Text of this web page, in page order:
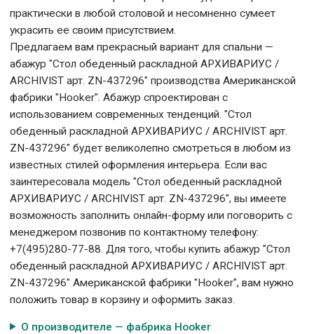
практически в любой столовой и несомненно сумеет
украсить ее своим присутствием.
Предлагаем вам прекрасный вариант для спальни —
абажур "Стол обеденный раскладной АРХИВАРИУС /
ARCHIVIST арт. ZN-437296" производства Американской
фабрики "Hooker". Абажур спроектирован с
использованием современных тенденций. "Стол
обеденный раскладной АРХИВАРИУС / ARCHIVIST арт.
ZN-437296" будет великолепно смотреться в любом из
известных стилей оформления интерьера. Если вас
заинтересовала модель "Стол обеденный раскладной
АРХИВАРИУС / ARCHIVIST арт. ZN-437296", вы имеете
возможность заполнить онлайн-форму или поговорить с
менеджером позвонив по контактному телефону:
+7(495)280-77-88. Для того, чтобы купить абажур "Стол
обеденный раскладной АРХИВАРИУС / ARCHIVIST арт.
ZN-437296" Американской фабрики "Hooker", вам нужно
положить товар в корзину и оформить заказ.
О производителе — фабрика Hooker